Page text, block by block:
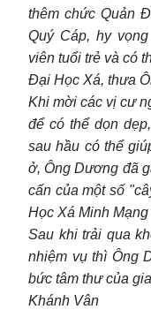
thêm chức Quản
Quý Cáp, hy
viên tuổi trẻ và có
Đại Học Xá, thưa
Khi mời các vị cư
để có thể dọn
sau hầu có thể
ở, Ông Dương đã
cấn của một số
Học Xá Minh
Sau khi trải qua
nhiệm vụ thì Ông
bức tâm thư của
Khánh Vân